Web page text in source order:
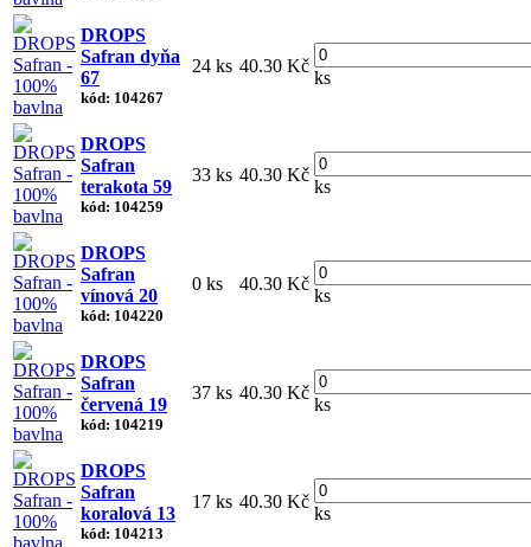
DROPS
Safran dyňa
67
kód: 104267
24 ks 40.30 Kč
ks
DROPS
Safran
terakota 59
kód: 104259
33 ks 40.30 Kč
ks
DROPS
Safran
vínová 20
kód: 104220
0 ks 40.30 Kč
ks
DROPS
Safran
červená 19
kód: 104219
37 ks 40.30 Kč
ks
DROPS
Safran
koralová 13
kód: 104213
17 ks 40.30 Kč
ks